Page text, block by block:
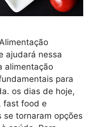
ajudará nessa
alimentação
para
os dias de hoje,
fast food e
se tornaram opções